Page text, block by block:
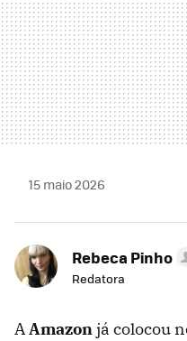
15 maio 2026
Rebeca Pinho
Redatora
AAmazonjá colocou